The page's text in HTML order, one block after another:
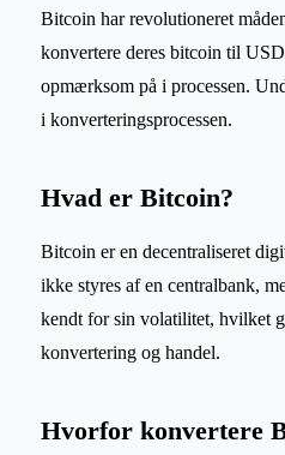
Bitcoin har revolutioneret
konvertere deres bitcoin til
opmærksom på i processen.
i konverteringsprocessen.
Hvad er Bitcoin?
Bitcoin er en decentraliseret
ikke styres af en centralbank,
kendt for sin volatilitet, hvilket
konvertering og handel.
Hvorfor konvertere